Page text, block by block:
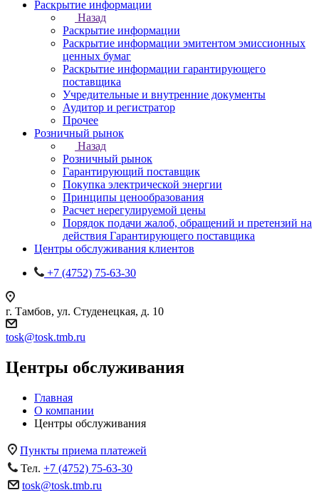
Раскрытие информации
Назад
Раскрытие информации
Раскрытие информации эмитентом эмиссионных
ценных бумаг
Раскрытие информации гарантирующего
поставщика
Учредительные и внутренние документы
Аудитор и регистратор
Прочее
Розничный рынок
Назад
Розничный рынок
Гарантирующий поставщик
Покупка электрической энергии
Принципы ценообразования
Расчет нерегулируемой цены
Порядок подачи жалоб, обращений и претензий на
действия Гарантирующего поставщика
Центры обслуживания клиентов
+7 (4752) 75-63-30
г. Тамбов, ул. Студенецкая, д. 10
tosk@tosk.tmb.ru
Центры обслуживания
Главная
О компании
Центры обслуживания
Пункты приема платежей
Тел. +7 (4752) 75-63-30
tosk@tosk.tmb.ru